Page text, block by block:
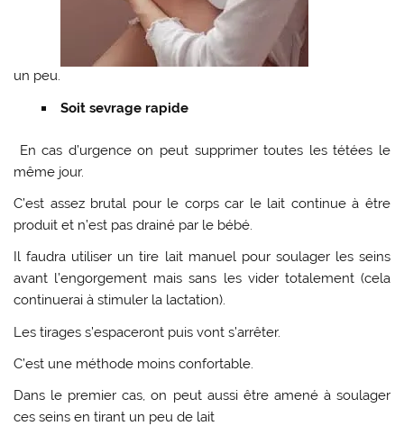
un peu.
Soit sevrage rapide
En cas d’urgence on peut supprimer toutes les tétées le
même jour.
C’est assez brutal pour le corps car le lait continue à être
produit et n’est pas drainé par le bébé.
Il faudra utiliser un tire lait manuel pour soulager les seins
avant l’engorgement mais sans les vider totalement (cela
continuerai à stimuler la lactation).
Les tirages s’espaceront puis vont s’arrêter.
C’est une méthode moins confortable.
Dans le premier cas, on peut aussi être amené à soulager
ces seins en tirant un peu de lait